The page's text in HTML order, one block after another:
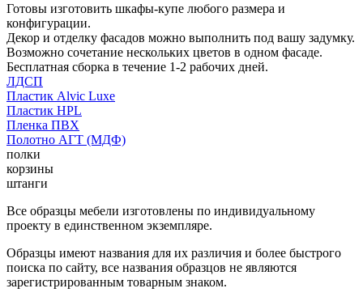
Готовы изготовить шкафы-купе любого размера и
конфигурации.
Декор и отделку фасадов можно выполнить под вашу задумку.
Возможно сочетание нескольких цветов в одном фасаде.
Бесплатная сборка в течение 1-2 рабочих дней.
ЛДСП
Пластик Alvic Luxe
Пластик HPL
Пленка ПВХ
Полотно АГТ (МДФ)
полки
корзины
штанги
Все образцы мебели изготовлены по индивидуальному
проекту в единственном экземпляре.
Образцы имеют названия для их различия и более быстрого
поиска по сайту, все названия образцов не являются
зарегистрированным товарным знаком.